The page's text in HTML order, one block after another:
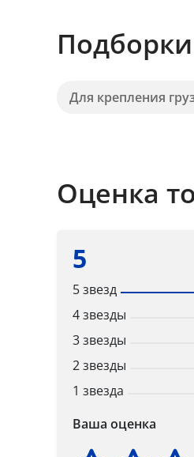
Для крепления
Оценка
5
5 звезд
4 звезды
3 звезды
2 звезды
1 звезда
Ваша оценка